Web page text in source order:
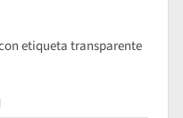
etiqueta transparente